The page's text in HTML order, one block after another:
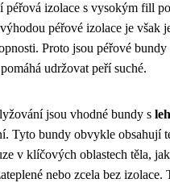
izolace s vysokým fill
péřové izolace je však
Proto jsou péřové
udržovat peří suché.
jsou vhodné bundy s
Tyto bundy obvykle obsahují
v klíčových oblastech těla,
nebo zcela bez izolace.